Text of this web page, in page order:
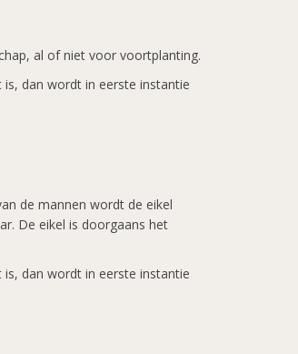
al of niet voor voortplanting.
dan wordt in eerste instantie
de mannen wordt de eikel
De eikel is doorgaans het
dan wordt in eerste instantie